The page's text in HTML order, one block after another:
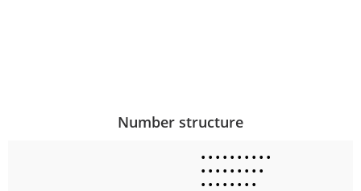
Number structure
• • • • • • • • • •
• • • • • • • • •
• • • • • • • •